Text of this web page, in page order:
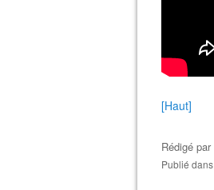
[Haut]
Rédigé par
Publié dans